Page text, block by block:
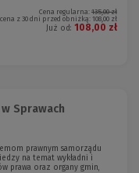
Cena regularna: 135,00 zł
z 30 dni przed obniżką: 108,00 zł
Już od: 108,00 zł
Sprawach
prawnym samorządu
na temat wykładni i
prawa oraz organy gmin,